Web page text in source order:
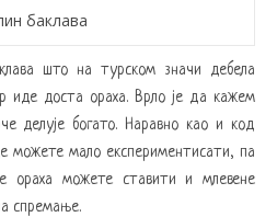
баклава
што на турском значи дебела
иде доста ораха. Врло је да кажем
делује богато. Наравно као и код
можете мало експериментисати, па
ораха можете ставити и млевене
спремање.